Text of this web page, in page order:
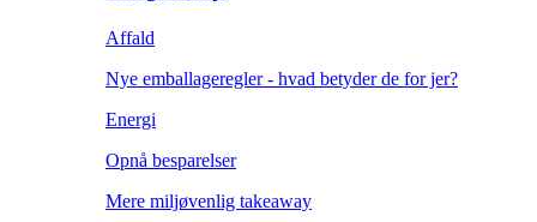
Affald
Nye emballageregler - hvad betyder de for jer?
Energi
Opnå besparelser
Mere miljøvenlig takeaway